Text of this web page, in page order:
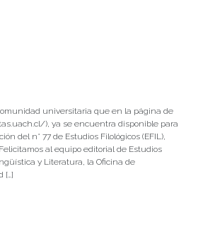
universitaria que en la página de
), ya se encuentra disponible para
del n° 77 de Estudios Filológicos (EFIL),
al equipo editorial de Estudios
y Literatura, la Oficina de
[…]